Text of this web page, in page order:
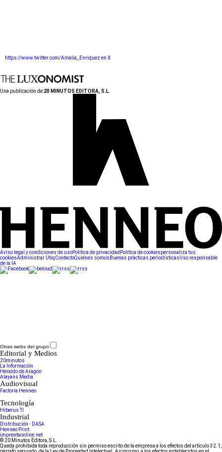
https://www.twitter.com/Amalia_Enriquez en X
Una publicación de:20 MINUTOS EDITORA, S.L.
Aviso legal y condiciones de usoPolítica de privacidad Política de cookiespersonaliza tus
cookiesAdministrar UtiqContactoQuiénes somos Buenas prácticas periodísticasUso responsable
de la IA
Otras webs del grupo
Editorial y Medios
20minutos
La Información
Heraldo de Aragón
Alayans Media
Audiovisual
Factoría Henneo
Tecnología
Hiberus TI
Industrial
Distribución - DASA
Henneo Print
imprentaonline.net
© 20 Minutos Editora, S.L.
Queda prohibida toda reproducción sin permiso escrito de la empresa a los efectos del artículo 32.1,